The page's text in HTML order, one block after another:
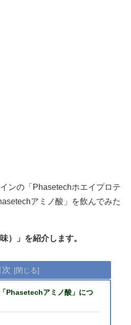
ンの「Phasetechホエイプロテ
アミノ酸」を飲んでみた
）」を紹介します。
次
Phasetechアミノ酸」につ